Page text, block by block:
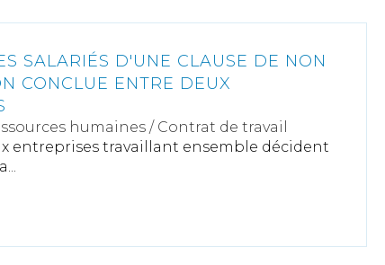
SALARIÉS D'UNE CLAUSE DE NON
CONCLUE ENTRE DEUX
humaines / Contrat de travail
entreprises travaillant ensemble décident